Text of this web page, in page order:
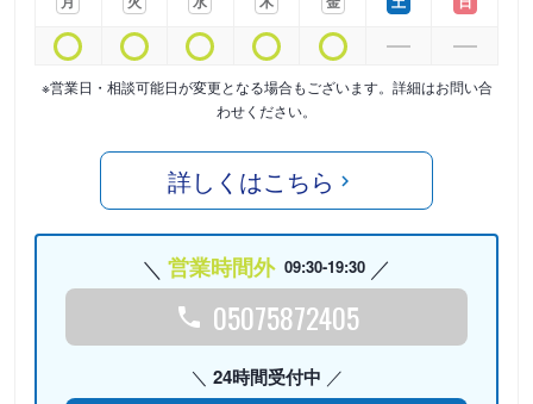
※営業日・相談可能日が変更となる場合もございます。詳細はお問い合
わせください。
詳しくはこちら
営業時間外 09:30-19:30
05075872405
24時間受付中